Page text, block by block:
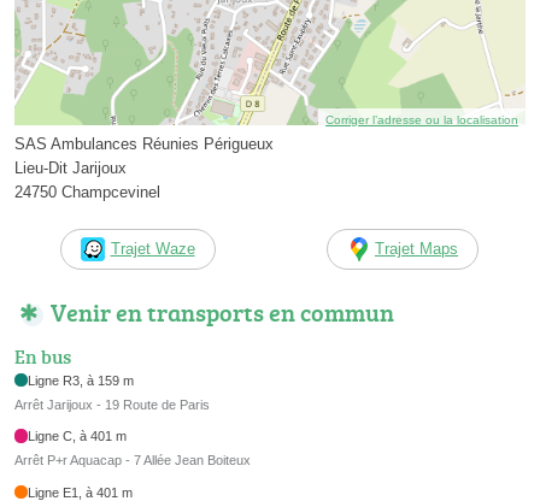
Corriger l’adresse ou la localisation
SAS Ambulances Réunies Périgueux
Lieu-Dit Jarijoux
24750 Champcevinel
Trajet Waze Trajet Maps
Venir en transports en commun
En bus
Ligne R3, à 159 m
Arrêt Jarijoux - 19 Route de Paris
Ligne C, à 401 m
Arrêt P+r Aquacap - 7 Allée Jean Boiteux
Ligne E1, à 401 m